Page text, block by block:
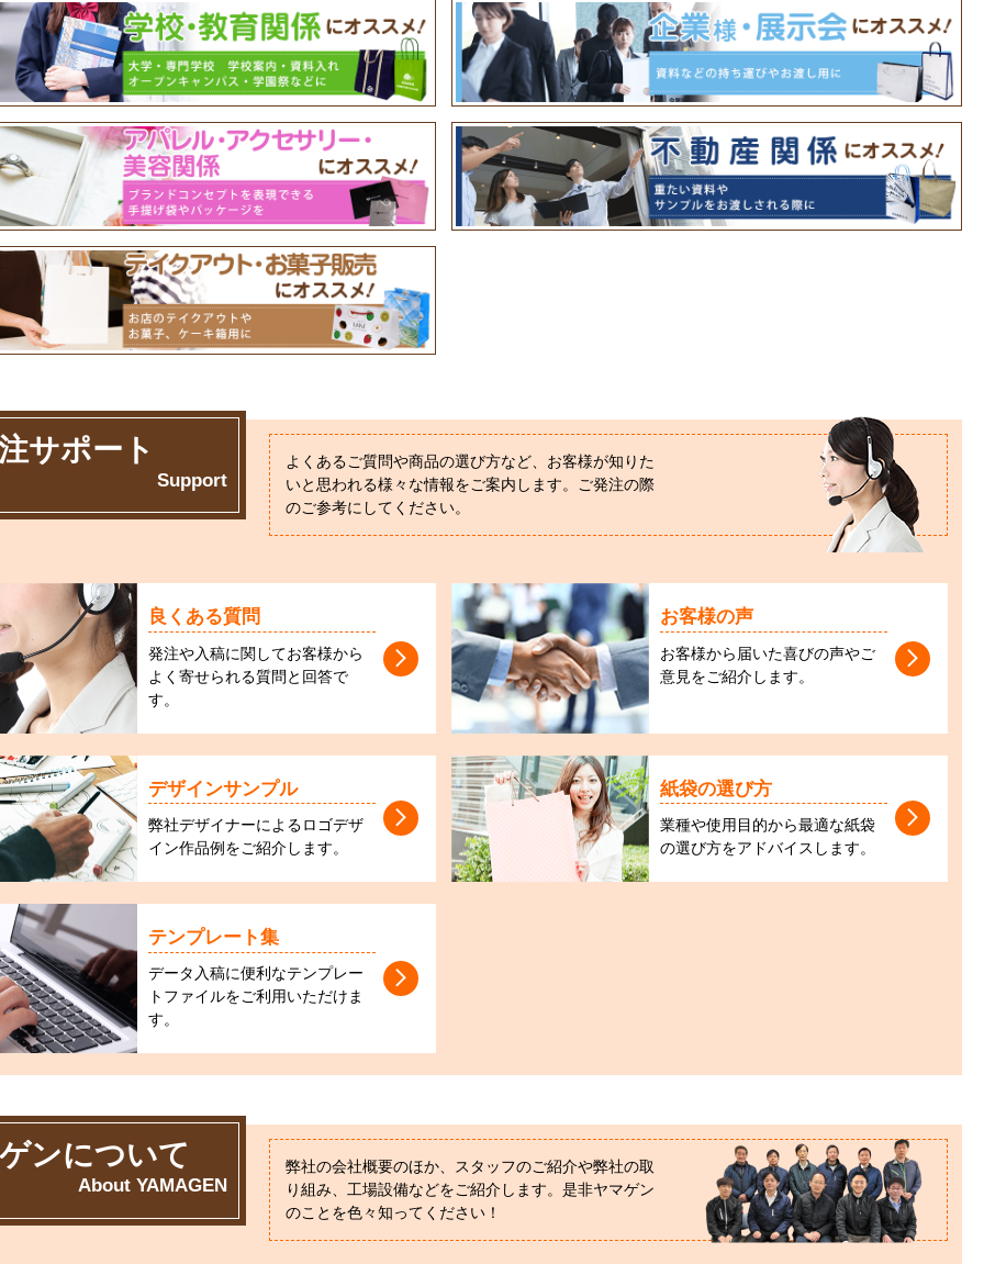
サポート
Support
よくあるご質問や商品の選び方など、お客様が知りた
いと思われる様々な情報をご案内します。ご発注の際
のご参考にしてください。
良くある質問
発注や入稿に関してお客様から
よく寄せられる質問と回答で
す。
お客様の声
お客様から届いた喜びの声やご
意見をご紹介します。
デザインサンプル
弊社デザイナーによるロゴデザ
イン作品例をご紹介します。
紙袋の選び方
業種や使用目的から最適な紙袋
の選び方をアドバイスします。
テンプレート集
データ入稿に便利なテンプレー
トファイルをご利用いただけま
す。
ンについて
About YAMAGEN
弊社の会社概要のほか、スタッフのご紹介や弊社の取
り組み、工場設備などをご紹介します。是非ヤマゲン
のことを色々知ってください！